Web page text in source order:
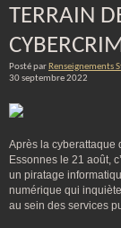
TERRAIN
Posté par Renseignements
30 septembre 2022
Après la cyberattaque
Essonnes le 21 août,
un piratage
numérique qui
au sein des services